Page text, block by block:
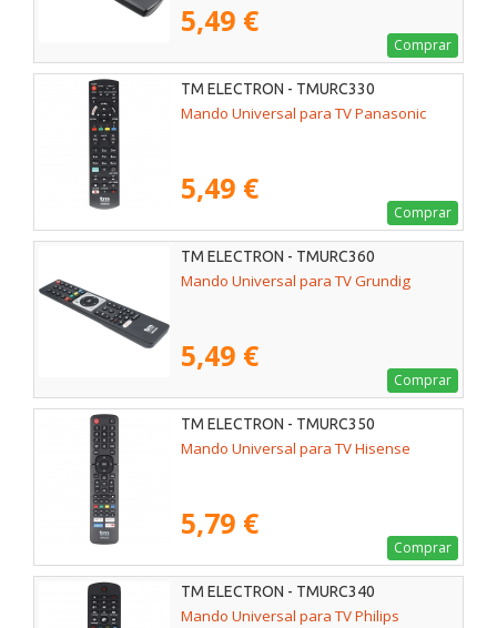
5,49 €
Comprar
TM ELECTRON - TMURC330
Mando Universal para TV Panasonic
5,49 €
Comprar
TM ELECTRON - TMURC360
Mando Universal para TV Grundig
5,49 €
Comprar
TM ELECTRON - TMURC350
Mando Universal para TV Hisense
5,79 €
Comprar
TM ELECTRON - TMURC340
Mando Universal para TV Philips